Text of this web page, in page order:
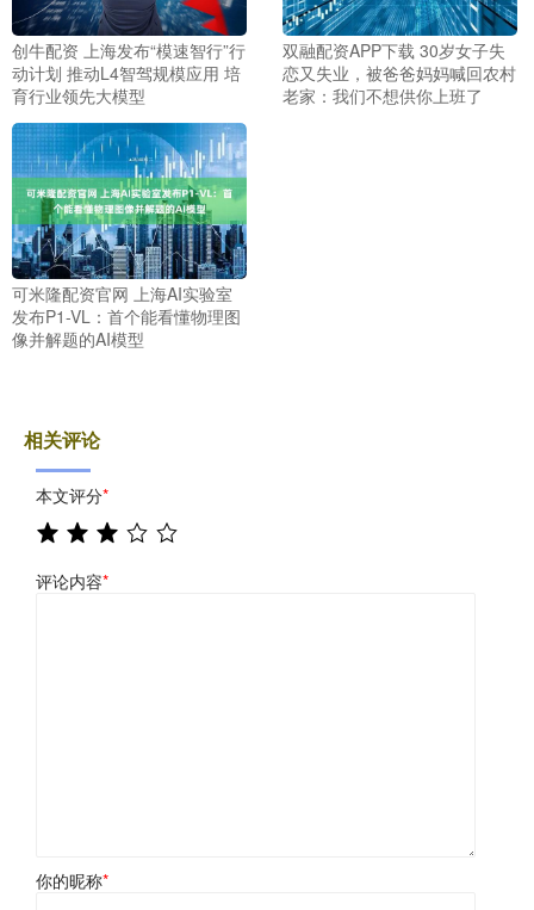
创牛配资 上海发布“模速智行”行
动计划 推动L4智驾规模应用 培
育行业领先大模型
双融配资APP下载 30岁女子失
恋又失业，被爸爸妈妈喊回农村
老家：我们不想供你上班了
可米隆配资官网 上海AI实验室
发布P1-VL：首个能看懂物理图
像并解题的AI模型
相关评论
本文评分*
评论内容*
你的昵称*